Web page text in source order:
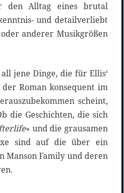
Alltag eines brutal
und detailverliebt
anderer Musikgrößen
jene Dinge, die für Ellis‘
Roman konsequent im
scheint,
die Geschichten, die sich
« und die grausamen
sind auf die über ein
Manson Family und deren